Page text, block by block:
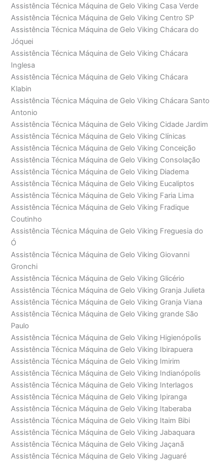
Assistência Técnica Máquina de Gelo Viking Casa Verde
Assistência Técnica Máquina de Gelo Viking Centro SP
Assistência Técnica Máquina de Gelo Viking Chácara do
Jóquei
Assistência Técnica Máquina de Gelo Viking Chácara
Inglesa
Assistência Técnica Máquina de Gelo Viking Chácara
Klabin
Assistência Técnica Máquina de Gelo Viking Chácara Santo
Antonio
Assistência Técnica Máquina de Gelo Viking Cidade Jardim
Assistência Técnica Máquina de Gelo Viking Clínicas
Assistência Técnica Máquina de Gelo Viking Conceição
Assistência Técnica Máquina de Gelo Viking Consolação
Assistência Técnica Máquina de Gelo Viking Diadema
Assistência Técnica Máquina de Gelo Viking Eucaliptos
Assistência Técnica Máquina de Gelo Viking Faria Lima
Assistência Técnica Máquina de Gelo Viking Fradique
Coutinho
Assistência Técnica Máquina de Gelo Viking Freguesia do
Ó
Assistência Técnica Máquina de Gelo Viking Giovanni
Gronchi
Assistência Técnica Máquina de Gelo Viking Glicério
Assistência Técnica Máquina de Gelo Viking Granja Julieta
Assistência Técnica Máquina de Gelo Viking Granja Viana
Assistência Técnica Máquina de Gelo Viking grande São
Paulo
Assistência Técnica Máquina de Gelo Viking Higienópolis
Assistência Técnica Máquina de Gelo Viking Ibirapuera
Assistência Técnica Máquina de Gelo Viking Imirim
Assistência Técnica Máquina de Gelo Viking Indianópolis
Assistência Técnica Máquina de Gelo Viking Interlagos
Assistência Técnica Máquina de Gelo Viking Ipiranga
Assistência Técnica Máquina de Gelo Viking Itaberaba
Assistência Técnica Máquina de Gelo Viking Itaim Bibi
Assistência Técnica Máquina de Gelo Viking Jabaquara
Assistência Técnica Máquina de Gelo Viking Jaçanã
Assistência Técnica Máquina de Gelo Viking Jaguaré